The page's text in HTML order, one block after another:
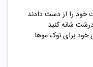
خود را از دست دادند
درشت شانه کنید.
برای نوک موها